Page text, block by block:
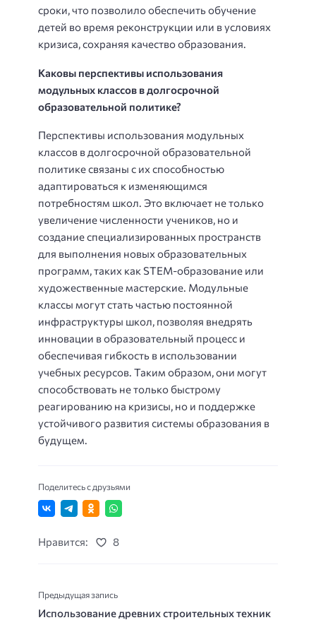
сроки, что позволило обеспечить обучение
детей во время реконструкции или в условиях
кризиса, сохраняя качество образования.
Каковы перспективы использования
модульных классов в долгосрочной
образовательной политике?
Перспективы использования модульных
классов в долгосрочной образовательной
политике связаны с их способностью
адаптироваться к изменяющимся
потребностям школ. Это включает не только
увеличение численности учеников, но и
создание специализированных пространств
для выполнения новых образовательных
программ, таких как STEM-образование или
художественные мастерские. Модульные
классы могут стать частью постоянной
инфраструктуры школ, позволяя внедрять
инновации в образовательный процесс и
обеспечивая гибкость в использовании
учебных ресурсов. Таким образом, они могут
способствовать не только быстрому
реагированию на кризисы, но и поддержке
устойчивого развития системы образования в
будущем.
Поделитесь с друзьями
Нравится: 8
Предыдущая запись
Использование древних строительных техник